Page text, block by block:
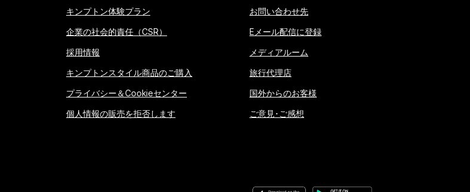
キンプトン体験プラン
企業の社会的責任（CSR）
採用情報
キンプトンスタイル商品のご購入
プライバシー＆Cookieセンター
個人情報の販売を拒否します
お問い合わせ先
Eメール配信に登録
メディアルーム
旅行代理店
国外からのお客様
ご意見･ご感想